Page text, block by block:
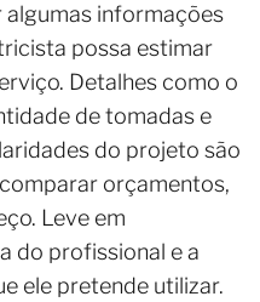
algumas informações
possa estimar
Detalhes como o
de tomadas e
do projeto são
orçamentos,
Leve em
do profissional e a
ele pretende utilizar.